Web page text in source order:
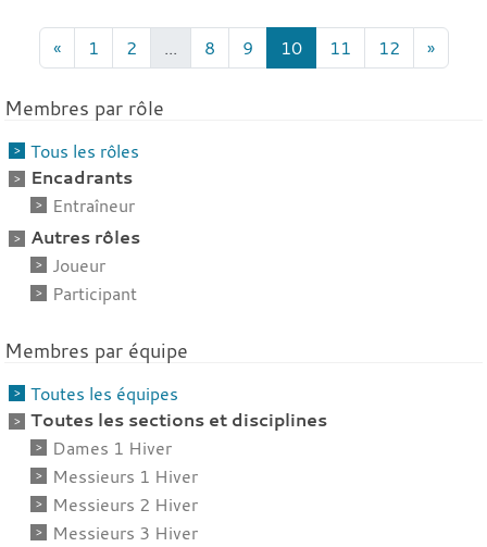
« 1 2 ... 8 9 10 11 12 »
Membres par rôle
Tous les rôles
Encadrants
Entraîneur
Autres rôles
Joueur
Participant
Membres par équipe
Toutes les équipes
Toutes les sections et disciplines
Dames 1 Hiver
Messieurs 1 Hiver
Messieurs 2 Hiver
Messieurs 3 Hiver